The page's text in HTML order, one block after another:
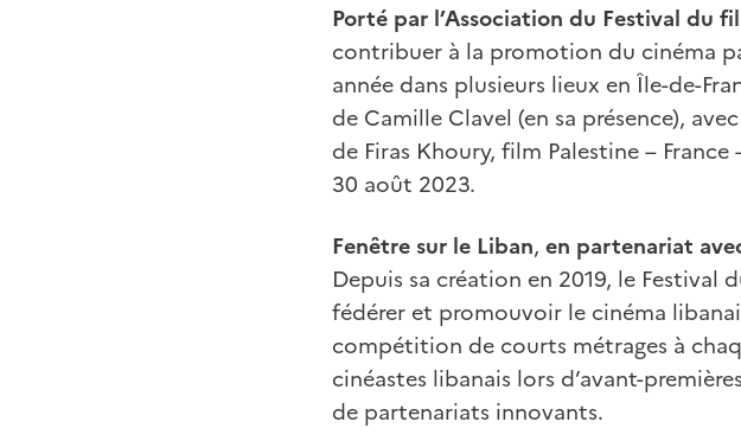
Porté par l’Association du Festival du
contribuer à la promotion du cinéma
année dans plusieurs lieux en Île-de-
de Camille Clavel (en sa présence),
de Firas Khoury, film Palestine –
30 août 2023.
Fenêtre sur le Liban, en partenariat
Depuis sa création en 2019, le Festival
fédérer et promouvoir le cinéma
compétition de courts métrages à
cinéastes libanais lors d’avant-
de partenariats innovants.